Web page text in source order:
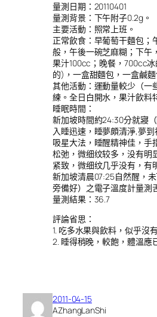
量測日期：20110401
量測背景：下午附子0.2g。
主要活動：照常上班。
正常飲食：早葡萄干麵包；
般，午後一碗芝麻糊；下午
果汁100cc；晚餐，700cc
的)，一盒甜麵包，一盒鹹麵
其他活動：運動量較少（一
練。全日白開水，果汁飲料
睡眠時間：
新加坡時間約24:30分就寢
入睡迅速，睡夢頗清淨,夢
吸星大法，睡醒精神佳，手
松弛，微细纹较多，没有明
紧致，微细纹几乎没有，有
新加坡清晨07:25自然醒，
旁備好）之電子溫度計量測
量測結果：36.7
評論省思：
1. 吃多水果與飲料，似乎沒
2. 睡得稍晚，較飽，體溫應
2011-04-15
AZhangLanShi